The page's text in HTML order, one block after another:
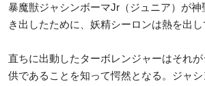
暴魔獣ジャシンボーマJr（ジュニア）が神
き出したために、妖精シーロンは熱を出し
直ちに出動したターボレンジャーはそれ
供であることを知って愕然となる。ジャ